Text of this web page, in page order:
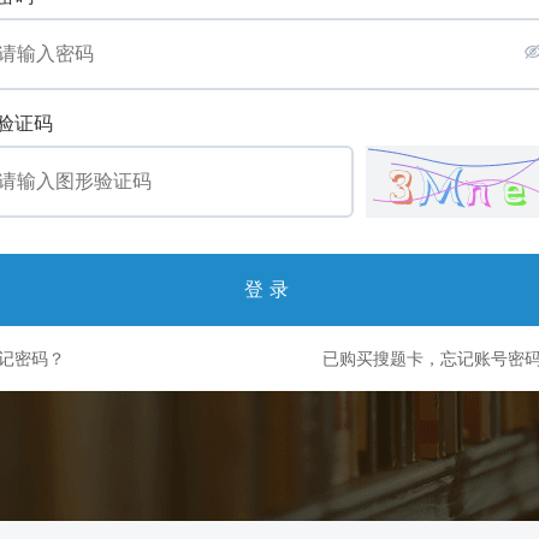
证码
登录
密码？ 已购买搜题卡，忘记账号密